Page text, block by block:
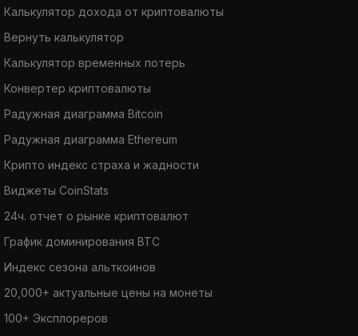
Калькулятор дохода от криптовалюты
Вернуть калькулятор
Калькулятор временных потерь
Конвертер криптовалюты
Радужная диаграмма Bitcoin
Радужная диаграмма Ethereum
Крипто индекс страха и жадности
Виджеты CoinStats
24ч. отчет о рынке криптовалют
График доминирования BTC
Индекс сезона альткоинов
20,000+ актуальные цены на монеты
100+ Эксплореров